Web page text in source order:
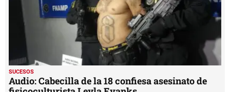
SUCESOS
Audio: Cabecilla de la 18 confiesa asesinato de